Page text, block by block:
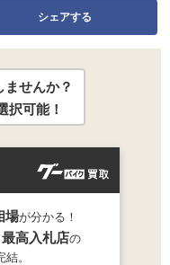
シェアする
ませんか？
択可能！
場が分かる！
最高入札店の
。